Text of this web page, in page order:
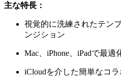
主な特長：
視覚的に洗練されたテン
ンジション
Mac、iPhone、iPadで最
iCloudを介した簡単なコ